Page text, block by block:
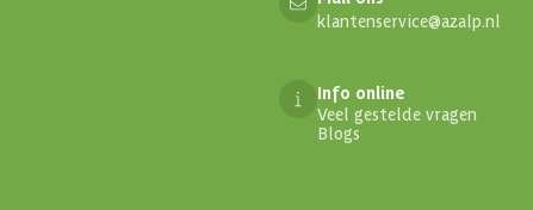
klantenservice@azalp.nl
Info online
Veel gestelde vragen
Blogs